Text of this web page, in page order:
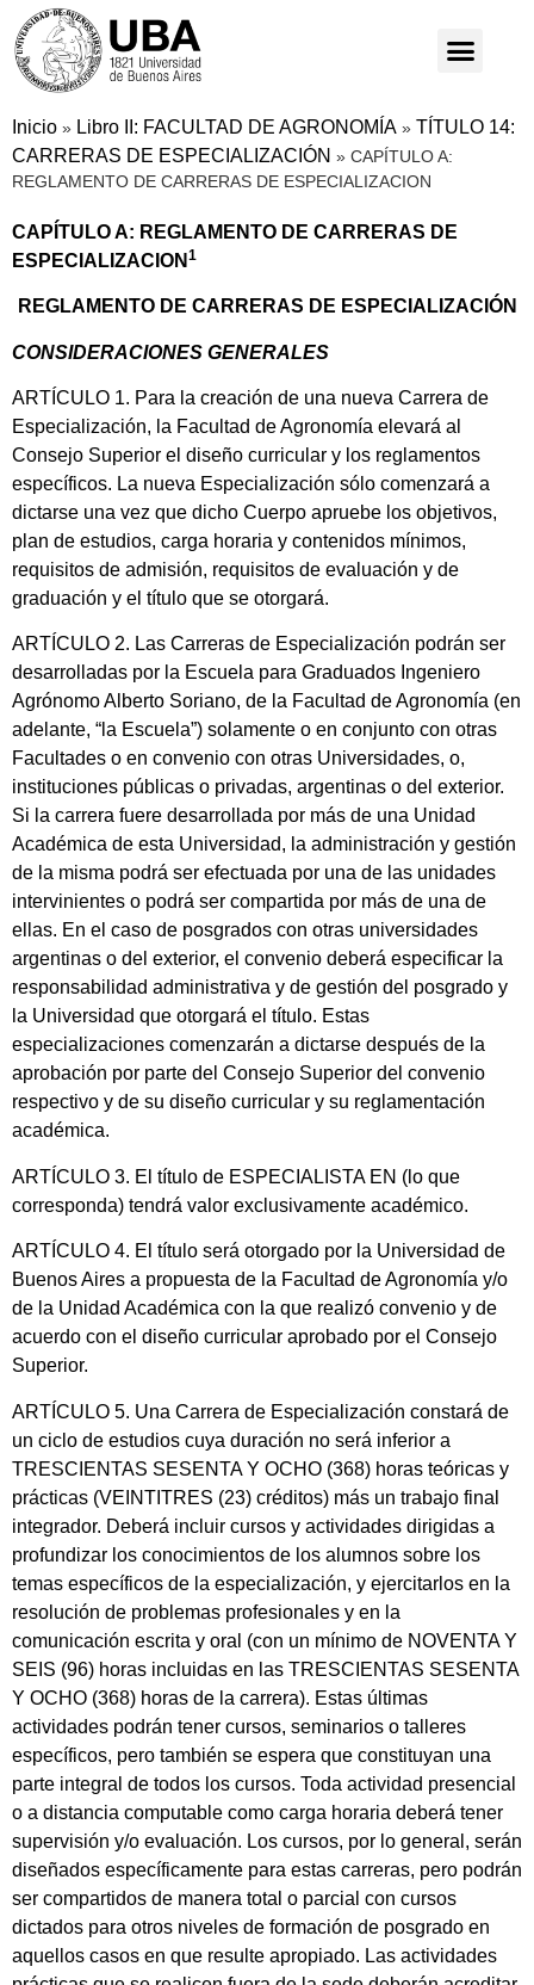
Inicio » Libro II: FACULTAD DE AGRONOMÍA » TÍTULO 14:
CARRERAS DE ESPECIALIZACIÓN » CAPÍTULO A:
REGLAMENTO DE CARRERAS DE ESPECIALIZACION
CAPÍTULO A: REGLAMENTO DE CARRERAS DE
ESPECIALIZACION 1
REGLAMENTO DE CARRERAS DE ESPECIALIZACIÓN
CONSIDERACIONES GENERALES
ARTÍCULO 1. Para la creación de una nueva Carrera de
Especialización, la Facultad de Agronomía elevará al
Consejo Superior el diseño curricular y los reglamentos
específicos. La nueva Especialización sólo comenzará a
dictarse una vez que dicho Cuerpo apruebe los objetivos,
plan de estudios, carga horaria y contenidos mínimos,
requisitos de admisión, requisitos de evaluación y de
graduación y el título que se otorgará.
ARTÍCULO 2. Las Carreras de Especialización podrán ser
desarrolladas por la Escuela para Graduados Ingeniero
Agrónomo Alberto Soriano, de la Facultad de Agronomía (en
adelante, “la Escuela”) solamente o en conjunto con otras
Facultades o en convenio con otras Universidades, o,
instituciones públicas o privadas, argentinas o del exterior.
Si la carrera fuere desarrollada por más de una Unidad
Académica de esta Universidad, la administración y gestión
de la misma podrá ser efectuada por una de las unidades
intervinientes o podrá ser compartida por más de una de
ellas. En el caso de posgrados con otras universidades
argentinas o del exterior, el convenio deberá especificar la
responsabilidad administrativa y de gestión del posgrado y
la Universidad que otorgará el título. Estas
especializaciones comenzarán a dictarse después de la
aprobación por parte del Consejo Superior del convenio
respectivo y de su diseño curricular y su reglamentación
académica.
ARTÍCULO 3. El título de ESPECIALISTA EN (lo que
corresponda) tendrá valor exclusivamente académico.
ARTÍCULO 4. El título será otorgado por la Universidad de
Buenos Aires a propuesta de la Facultad de Agronomía y/o
de la Unidad Académica con la que realizó convenio y de
acuerdo con el diseño curricular aprobado por el Consejo
Superior.
ARTÍCULO 5. Una Carrera de Especialización constará de
un ciclo de estudios cuya duración no será inferior a
TRESCIENTAS SESENTA Y OCHO (368) horas teóricas y
prácticas (VEINTITRES (23) créditos) más un trabajo final
integrador. Deberá incluir cursos y actividades dirigidas a
profundizar los conocimientos de los alumnos sobre los
temas específicos de la especialización, y ejercitarlos en la
resolución de problemas profesionales y en la
comunicación escrita y oral (con un mínimo de NOVENTA Y
SEIS (96) horas incluidas en las TRESCIENTAS SESENTA
Y OCHO (368) horas de la carrera). Estas últimas
actividades podrán tener cursos, seminarios o talleres
específicos, pero también se espera que constituyan una
parte integral de todos los cursos. Toda actividad presencial
o a distancia computable como carga horaria deberá tener
supervisión y/o evaluación. Los cursos, por lo general, serán
diseñados específicamente para estas carreras, pero podrán
ser compartidos de manera total o parcial con cursos
dictados para otros niveles de formación de posgrado en
aquellos casos en que resulte apropiado. Las actividades